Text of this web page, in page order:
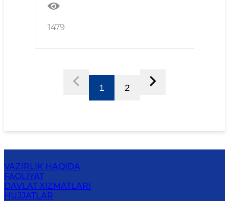
1479
1 2
VAZIRLIK HAQIDA
FAOLIYAT
DAVLAT XIZMATLARI
HUJJATLAR